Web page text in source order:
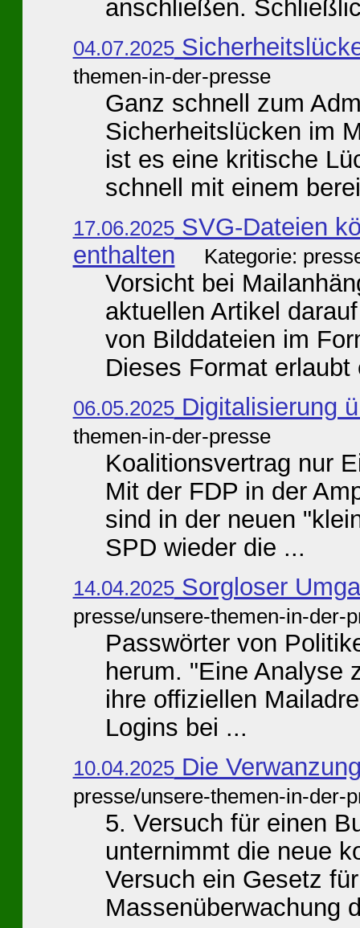
anschließen.
04.07.2025
themen-in-der-presse
Ganz schnell zum
Sicherheitslücken im
ist es eine kritische
schnell mit einem
17.06.2025SVG-Dateien
enthalten
Kategorie:
Vorsicht bei
aktuellen Artikel
von Bilddateien im
Dieses Format erlaubt
06.05.2025Digitalisierung
themen-in-der-presse
Koalitionsvertrag nur
Mit der FDP in der
sind in der neuen
SPD wieder die ...
14.04.2025Sorgloser
presse/unsere-themen-in-der-
Passwörter von
herum. "Eine Analyse
ihre offiziellen
Logins bei ...
10.04.2025Die
presse/unsere-themen-in-der-
5. Versuch für einen
unternimmt die neue
Versuch ein Gesetz
Massenüberwachung